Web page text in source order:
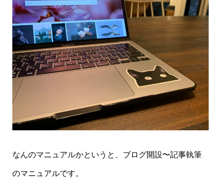
なんのマニュアルかというと、ブログ開設〜記事執筆
のマニュアルです。